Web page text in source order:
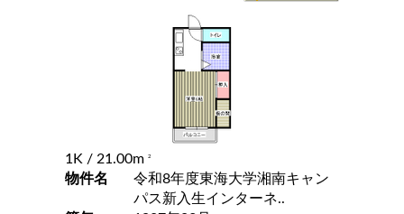
1K / 21.00m 2
物件名
令和8年度東海大学湘南キャン
パス新入生インターネ..